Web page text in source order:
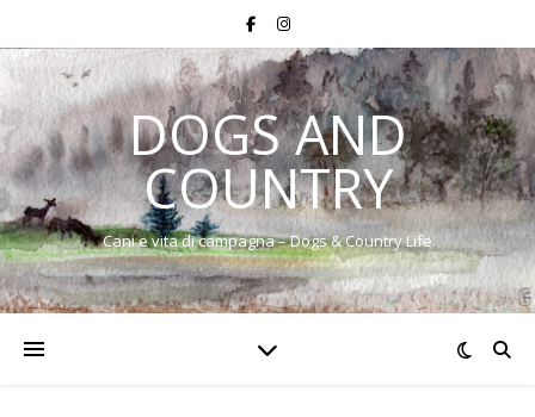
DOGS AND
COUNTRY
Cani e vita di campagna – Dogs & Country Life